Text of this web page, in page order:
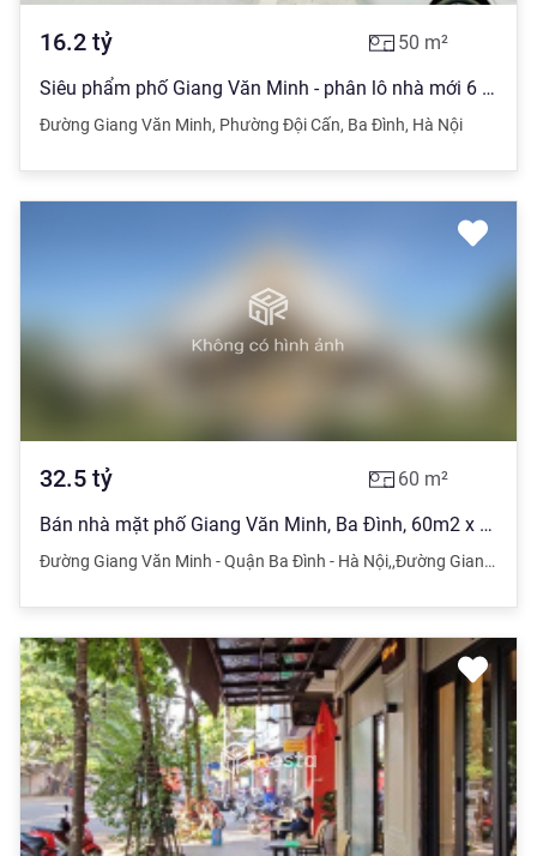
16.2 tỷ 50 m²
Siêu phẩm phố Giang Văn Minh - phân lô nhà mới 6 tầng thang máy - ô tô - kinh doanh văn phòng - cty
Đường Giang Văn Minh, Phường Đội Cấn, Ba Đình, Hà Nội
32.5 tỷ 60 m²
Bán nhà mặt phố Giang Văn Minh, Ba Đình, 60m2 x 5 tầng đẹp, chắc chắn, vỉa hè to phố vip!!!
Đường Giang Văn Minh - Quận Ba Đình - Hà Nội,,Đường Giang Văn Minh - Quận Ba Đình - Hà Nội